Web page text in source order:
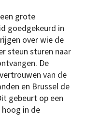
grote
goedgekeurd in
over wie de
steun sturen naar
De
van de
en Brussel de
gebeurt op een
in de